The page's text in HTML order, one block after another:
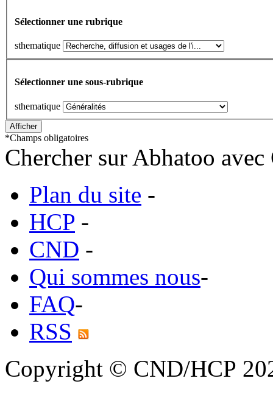
Sélectionner une rubrique
sthematique
Sélectionner une sous-rubrique
sthematique
*Champs obligatoires
Chercher sur Abhatoo
Plan du site -
HCP -
CND -
Qui sommes nous-
FAQ-
RSS
Copyright © CND/HCP